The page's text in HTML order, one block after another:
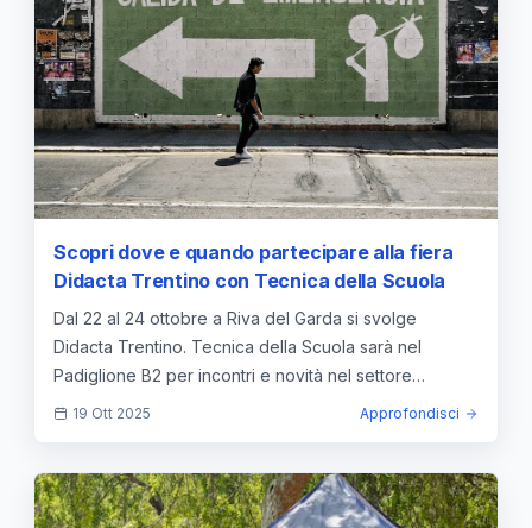
Scopri dove e quando partecipare alla fiera
Didacta Trentino con Tecnica della Scuola
Dal 22 al 24 ottobre a Riva del Garda si svolge
Didacta Trentino. Tecnica della Scuola sarà nel
Padiglione B2 per incontri e novità nel settore
scolastico.
19 Ott 2025 Approfondisci